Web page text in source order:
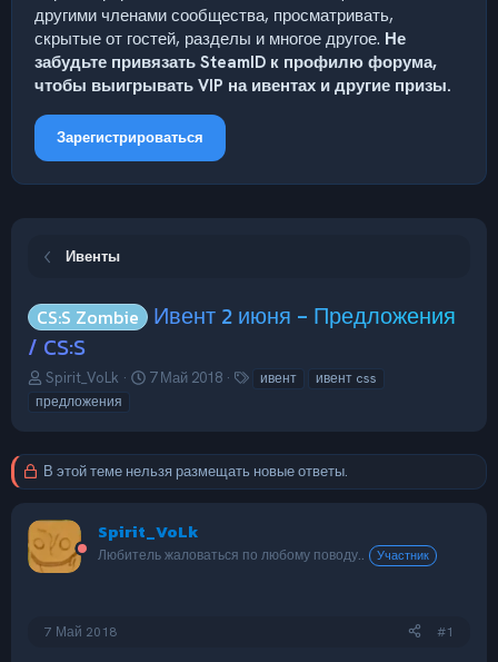
другими членами сообщества, просматривать,
скрытые от гостей, разделы и многое другое. Не
забудьте привязать SteamID к профилю форума,
чтобы выигрывать VIP на ивентах и другие призы.
Зарегистрироваться
Ивенты
CS:S Zombie
Ивент 2 июня - Предложения
/ CS:S
А
в
т
р
т
м
ы
Spirit_VoLk
Д
н
а
л
а
7 Май 2018
Т ивент
ивент css
предложения
В этой теме нельзя размещать новые ответы.
Spirit_VoLk
Любитель жаловаться по любому поводу.. Участник
7 Май 2018 #1